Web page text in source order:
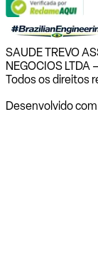
SAUDE TREVO
NEGOCIOS
Todos os direitos
Desenvolvido